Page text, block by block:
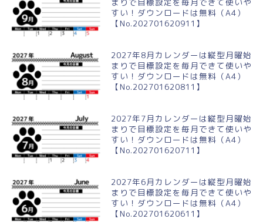
すい！ダウンロードは無料（A4）
【No.202701620911】
2027年8月カレンダーは縦型月曜始
まりで目標設定を毎月できて使いや
すい！ダウンロードは無料（A4）
【No.202701620811】
2027年7月カレンダーは縦型月曜始
まりで目標設定を毎月できて使いや
すい！ダウンロードは無料（A4）
【No.202701620711】
2027年6月カレンダーは縦型月曜始
まりで目標設定を毎月できて使いや
すい！ダウンロードは無料（A4）
【No.202701620611】